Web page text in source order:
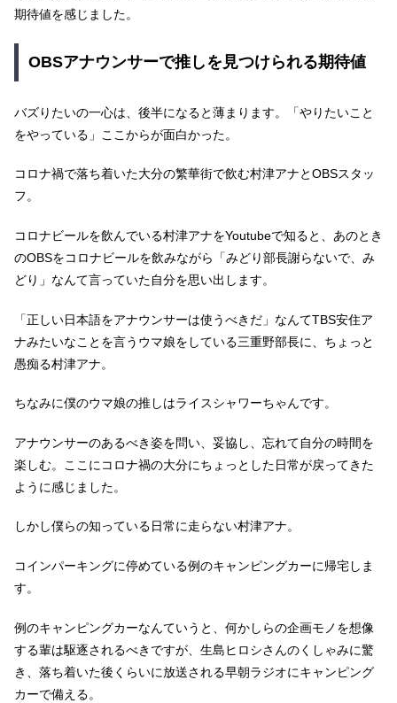
期待値を感じました。
OBSアナウンサーで推しを見つけられる期待値
バズりたいの一心は、後半になると薄まります。「やりたいこと
をやっている」ここからが面白かった。
コロナ禍で落ち着いた大分の繁華街で飲む村津アナとOBSスタッ
フ。
コロナビールを飲んでいる村津アナをYoutubeで知ると、あのとき
のOBSをコロナビールを飲みながら「みどり部長謝らないで、み
どり」なんて言っていた自分を思い出します。
「正しい日本語をアナウンサーは使うべきだ」なんてTBS安住ア
ナみたいなことを言うウマ娘をしている三重野部長に、ちょっと
愚痴る村津アナ。
ちなみに僕のウマ娘の推しはライスシャワーちゃんです。
アナウンサーのあるべき姿を問い、妥協し、忘れて自分の時間を
楽しむ。ここにコロナ禍の大分にちょっとした日常が戻ってきた
ように感じました。
しかし僕らの知っている日常に走らない村津アナ。
コインパーキングに停めている例のキャンピングカーに帰宅しま
す。
例のキャンピングカーなんていうと、何かしらの企画モノを想像
する輩は駆逐されるべきですが、生島ヒロシさんのくしゃみに驚
き、落ち着いた後くらいに放送される早朝ラジオにキャンピング
カーで備える。